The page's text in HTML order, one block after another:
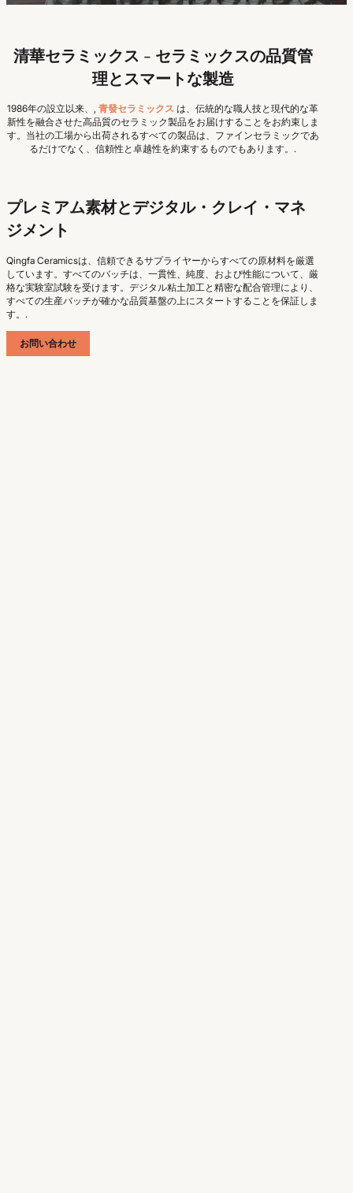
清華セラミックス - セラミックスの品質管
理とスマートな製造
1986年の設立以来、,青發セラミックス は、伝統的な職人技と現代的な革
新性を融合させた高品質のセラミック製品をお届けすることをお約束しま
す。当社の工場から出荷されるすべての製品は、ファインセラミックであ
るだけでなく、信頼性と卓越性を約束するものでもあります。.
プレミアム素材とデジタル・クレイ・マネ
ジメント
Qingfa Ceramicsは、信頼できるサプライヤーからすべての原材料を厳選
しています。すべてのバッチは、一貫性、純度、および性能について、厳
格な実験室試験を受けます。デジタル粘土加工と精密な配合管理により、
すべての生産バッチが確かな品質基盤の上にスタートすることを保証しま
す。.
お問い合わせ